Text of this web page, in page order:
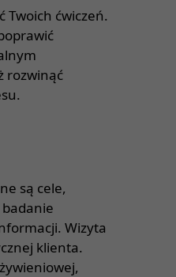
Twoich ćwiczeń.
rozwinąć
są cele,
Wizyta
klienta.